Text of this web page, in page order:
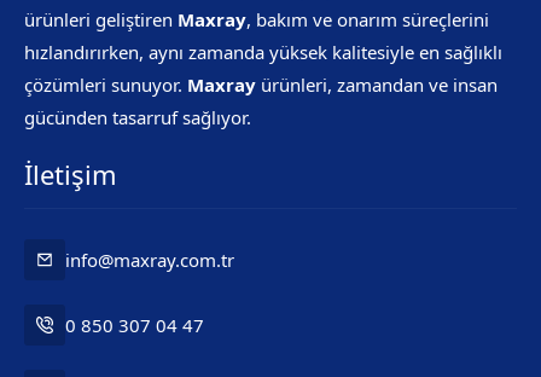
ürünleri geliştiren Maxray, bakım ve onarım süreçlerini
hızlandırırken, aynı zamanda yüksek kalitesiyle en sağlıklı
çözümleri sunuyor. Maxray ürünleri, zamandan ve insan
gücünden tasarruf sağlıyor.
İletişim
info@maxray.com.tr
0 850 307 04 47